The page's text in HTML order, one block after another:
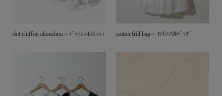
dot chiffon chouchou～ﾄﾞｯﾄｼﾌｫﾝｼｭｼｭ cotton frill bag～ｺｯﾄﾝﾌﾘﾙﾊﾞｯｸﾞ